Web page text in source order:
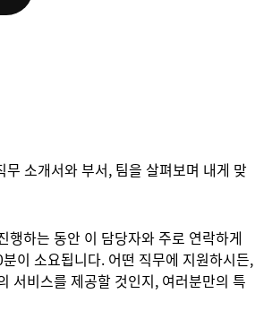
소개서와 부서, 팀을 살펴보며 내게 맞
하는 동안 이 담당자와 주로 연락하게
이 소요됩니다. 어떤 직무에 지원하시든,
서비스를 제공할 것인지, 여러분만의 특